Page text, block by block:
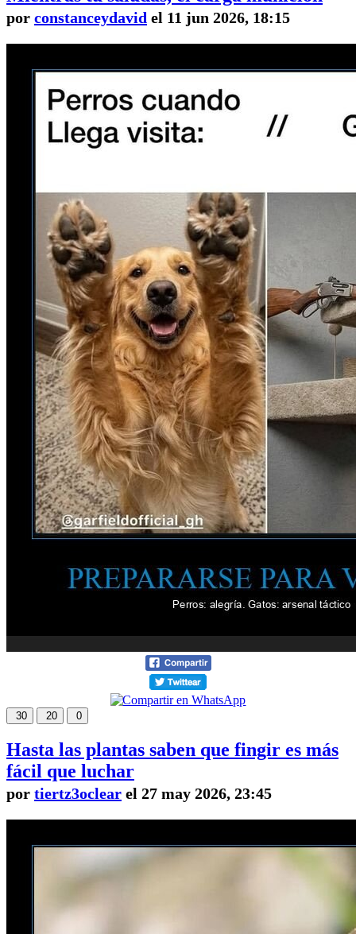
por constanceydavid el 11 jun 2026, 18:15
30 20 0
Hasta las plantas saben que fingir es más
fácil que luchar
por tiertz3oclear el 27 may 2026, 23:45